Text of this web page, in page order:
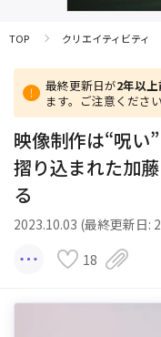
TOP クリエイティビティ
最終更新日が2年以上
ます。ご注意ください
映像制作は“呪
摺り込まれた加
る
2023.10.03 (最終更新日:
18